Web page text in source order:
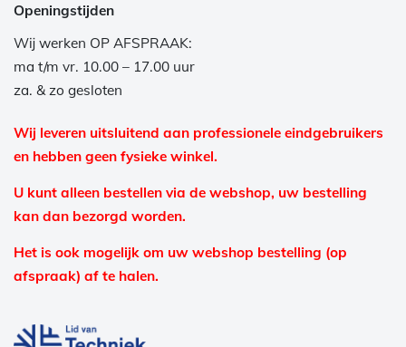
Openingstijden
Wij werken OP AFSPRAAK:
ma t/m vr. 10.00 – 17.00 uur
za. & zo gesloten
Wij leveren uitsluitend aan professionele eindgebruikers
en hebben geen fysieke winkel.
U kunt alleen bestellen via de webshop, uw bestelling
kan dan bezorgd worden.
Het is ook mogelijk om uw webshop bestelling (op
afspraak) af te halen.